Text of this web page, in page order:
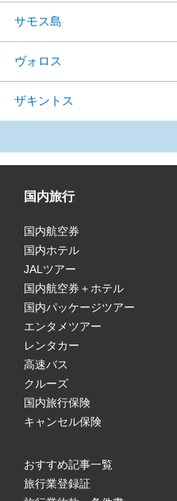
サモス島
ヴォロス
ザキントス
国内旅行
国内航空券
国内ホテル
JALツアー
国内航空券＋ホテル
国内パッケージツアー
エンタメツアー
レンタカー
高速バス
クルーズ
国内旅行保険
キャンセル保険
おすすめ記事一覧
旅行業登録証